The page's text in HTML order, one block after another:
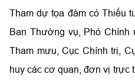
Tham dự tọa đàm có Thiếu
Ban Thường vụ, Phó Chính
Tham mưu, Cục Chính trị,
huy các cơ quan, đơn vị trực